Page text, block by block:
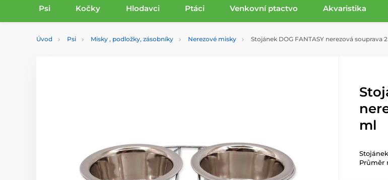
Psi Kočky Hlodavci Ptáci Venkovní ptactvo Akvaristika
Úvod Psi Misky , podložky, zásobníky Nerezové misky Stojánek DOG FANTASY nerezová souprava
ml
Průměr